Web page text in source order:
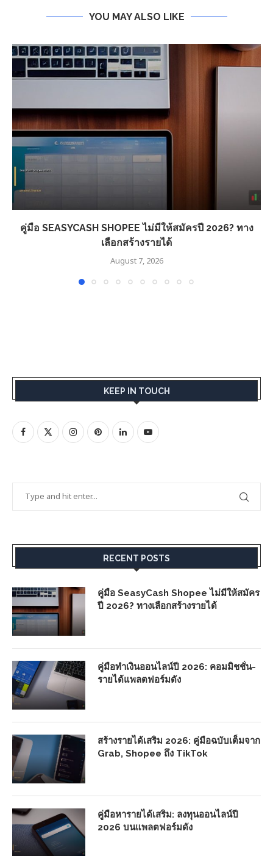
YOU MAY ALSO LIKE
คู่มือ SEASYCASH SHOPEE ไม่มีให้สมัครปี 2026? ทาง
เลือกสร้างรายได้
August 7, 2026
KEEP IN TOUCH
RECENT POSTS
คู่มือ SeasyCash Shopee ไม่มีให้สมัคร
ปี 2026? ทางเลือกสร้างรายได้
คู่มือทำเงินออนไลน์ปี 2026: คอมมิชชั่น-
รายได้แพลตฟอร์มดัง
สร้างรายได้เสริม 2026: คู่มือฉบับเต็มจาก
Grab, Shopee ถึง TikTok
คู่มือหารายได้เสริม: ลงทุนออนไลน์ปี
2026 บนแพลตฟอร์มดัง